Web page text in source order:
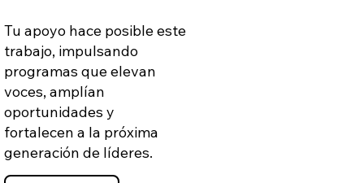
Tu apoyo hace posible este
trabajo, impulsando
programas que elevan
voces, amplían
oportunidades y
fortalecen a la próxima
generación de líderes.